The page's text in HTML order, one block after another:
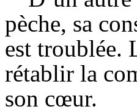
pèche, sa
est troublée.
rétablir la
son cœur.